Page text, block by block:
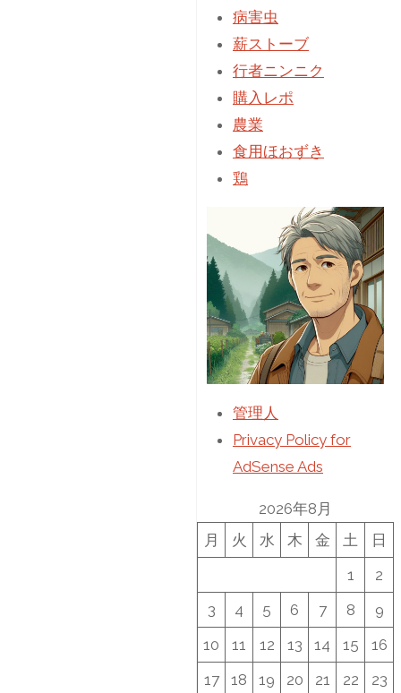
病害虫
薪ストーブ
行者ニンニク
購入レポ
農業
食用ほおずき
鶏
管理人
Privacy Policy for
AdSense Ads
2026年8月
月
火 水 木 金 土
日
1
2
3
4 5 6 7 8
9
10
11 12 13 14 15
16
17
18 19 20 21 22
23